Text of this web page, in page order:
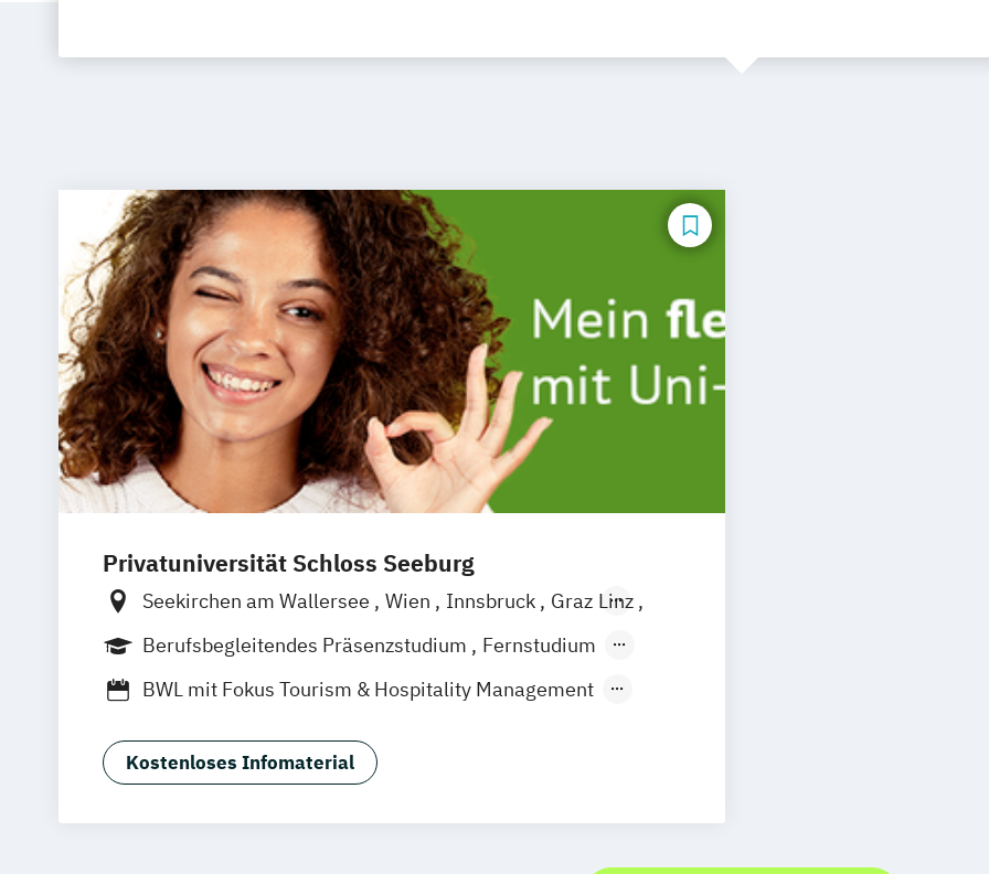
Privatuniversität Schloss Seeburg
Seekirchen am Wallersee Wien Innsbruck Graz Linz
Südtirol
online
Berufsbegleitendes Präsenzstudium
Fernstudium
Vollzeit Duales Studium
BWL mit Fokus Tourism & Hospitality Management
Betriebswirtschaftslehre
MBA in General Management (120 CP)
Kostenloses Infomaterial